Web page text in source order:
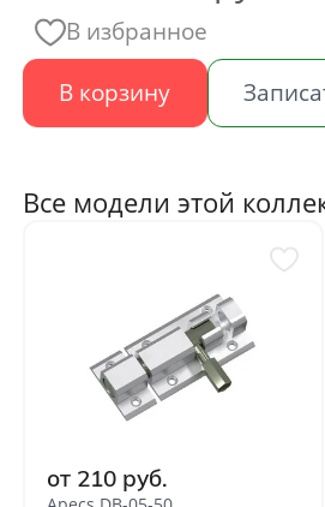
В избранное
В корзину
Все модели этой
от 210 руб.